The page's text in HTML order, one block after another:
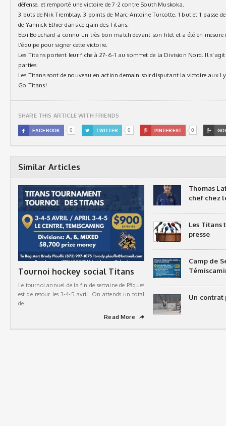
défense, et remporté une victoire de 7-2 contre South Muskoka.
3 buts de Nik Tremblay, 3 points de Marc-Antoine Turcotte, 1 but et 1 passe
de Yannick Ethier dans ce gain des Titans.
Eloi Bouchard a connu un très bon match devant son filet et a été en mesure
l’équipe pour signer cette victoire.
Les Titans portent leur fiche à 27-6-1 au sommet de la Division Nord. Il s’agit
parties.
Les Titans sont de nouveau en action demain soir disputant la victoire aux
Go Titans!
SHARE THIS ARTICLE WITH FRIENDS
 FACEBOOK 0  TWITTER 0  PINTEREST 0 
Similar Articles
Tournoi hockey social Titans
Le tournoi annuel de la fin de semaine de Pâques
est de retour les 3-4-5 avril. On attends un total
de
Read More
➦
Thomas
chef chez
Les Titans
presse
Camp de
Un contrat